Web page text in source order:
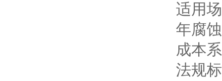
适用
年腐
成本
法规